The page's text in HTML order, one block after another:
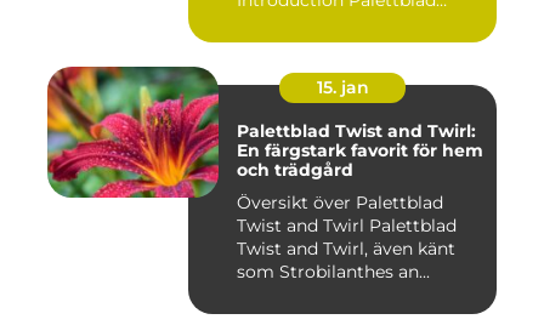
15. jan
Palettblad Twist and Twirl:
En färgstark favorit för hem
och trädgård
Översikt över Palettblad
Twist and Twirl Palettblad
Twist and Twirl, även känt
som Strobilanthes an...